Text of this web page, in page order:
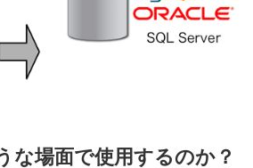
な場面で使用するのか？